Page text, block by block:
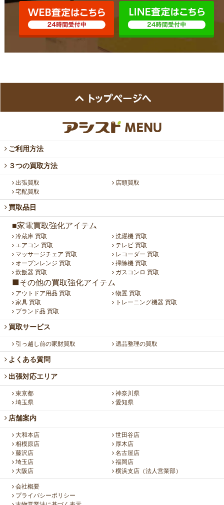
ご利用方法
３つの買取方法
出張買取
店頭買取
宅配買取
買取品目
■家電買取強化アイテム
冷蔵庫 買取
洗濯機 買取
エアコン 買取
テレビ 買取
マッサージチェア 買取
レコーダー 買取
オーブンレンジ 買取
掃除機 買取
炊飯器 買取
ガスコンロ 買取
■その他の買取強化アイテム
アウトドア用品 買取
物置 買取
家具 買取
トレーニング機器 買取
ブランド品 買取
買取サービス
引っ越し前の家財買取 遺品整理の買取
よくある質問
出張対応エリア
東京都
神奈川県
埼玉県
愛知県
店舗案内
大和本店
世田谷店
相模原店
厚木店
藤沢店
名古屋店
埼玉店
福岡店
大阪店
横浜支店（法人営業部）
会社概要
プライバシーポリシー